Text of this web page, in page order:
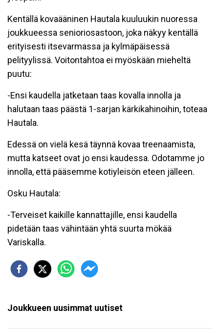
Kentällä kovaääninen Hautala kuuluukin nuoressa
joukkueessa senioriosastoon, joka näkyy kentällä
erityisesti itsevarmassa ja kylmäpäisessä
pelityylissä. Voitontahtoa ei myöskään mieheltä
puutu:
-Ensi kaudella jatketaan taas kovalla innolla ja
halutaan taas päästä 1-sarjan kärkikahinoihin, toteaa
Hautala.
Edessä on vielä kesä täynnä kovaa treenaamista,
mutta katseet ovat jo ensi kaudessa. Odotamme jo
innolla, että pääsemme kotiyleisön eteen jälleen.
Osku Hautala:
-Terveiset kaikille kannattajille, ensi kaudella
pidetään taas vähintään yhtä suurta mökää
Variskalla.
Joukkueen uusimmat uutiset